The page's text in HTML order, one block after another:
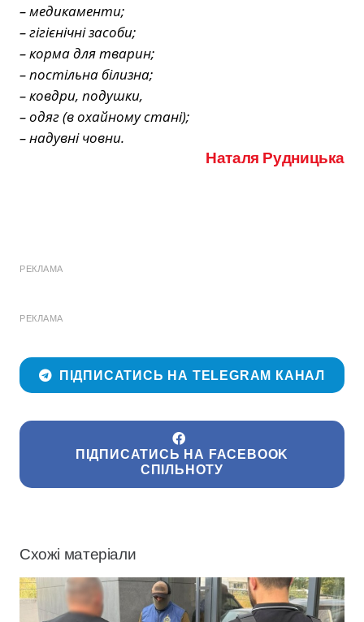
– медикаменти;
– гігієнічні засоби;
– корма для тварин;
– постільна білизна;
– ковдри, подушки,
– одяг (в охайному стані);
– надувні човни.
Наталя Рудницька
РЕКЛАМА
РЕКЛАМА
ПІДПИСАТИСЬ НА TELEGRAM КАНАЛ
ПІДПИСАТИСЬ НА FACEBOOK
СПІЛЬНОТУ
Схожі матеріали